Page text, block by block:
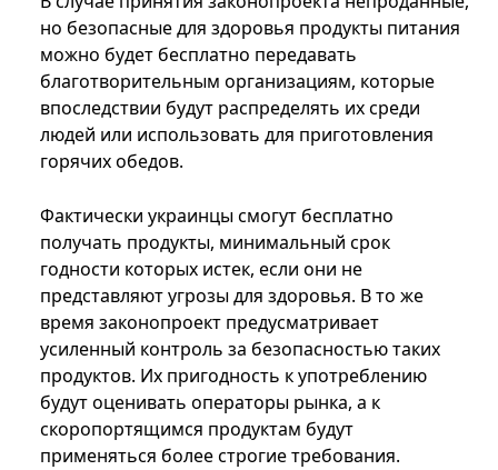
но безопасные для здоровья продукты питания
можно будет бесплатно передавать
благотворительным организациям, которые
впоследствии будут распределять их среди
людей или использовать для приготовления
горячих обедов.
Фактически украинцы смогут бесплатно
получать продукты, минимальный срок
годности которых истек, если они не
представляют угрозы для здоровья. В то же
время законопроект предусматривает
усиленный контроль за безопасностью таких
продуктов. Их пригодность к употреблению
будут оценивать операторы рынка, а к
скоропортящимся продуктам будут
применяться более строгие требования.